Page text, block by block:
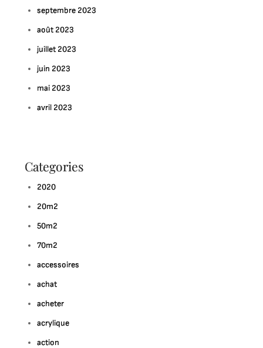
septembre 2023
août 2023
juillet 2023
juin 2023
mai 2023
avril 2023
Categories
2020
20m2
50m2
70m2
accessoires
achat
acheter
acrylique
action